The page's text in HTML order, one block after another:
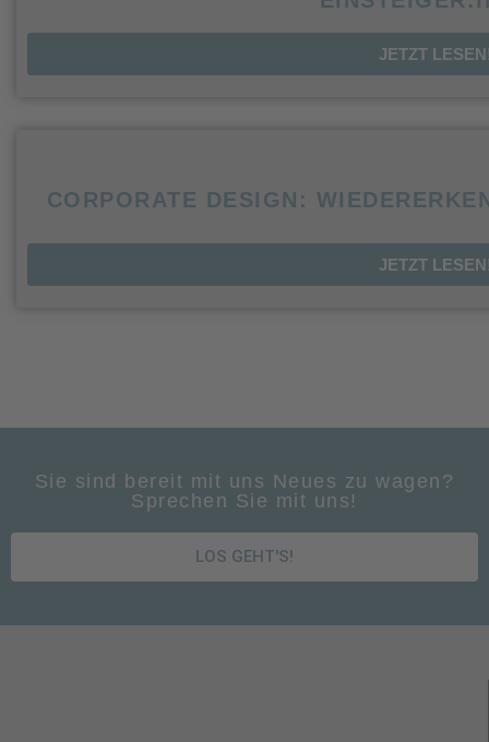
JETZT
CORPORATE DESIGN:
JETZT
Sie sind bereit mit uns Neues zu wagen?
Sprechen Sie mit uns!
LOS GEHT'S!